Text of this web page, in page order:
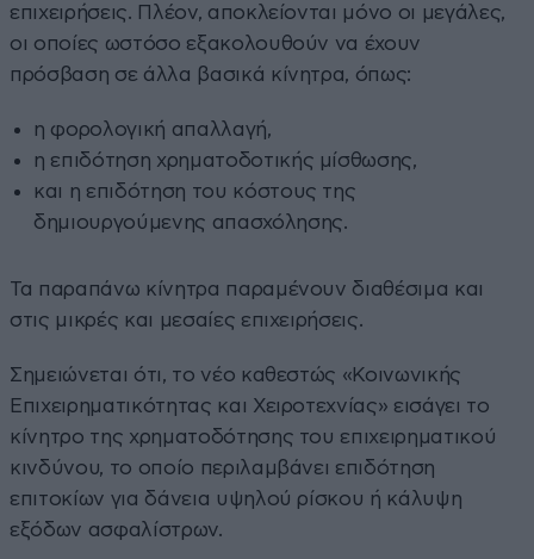
επιχειρήσεις. Πλέον, αποκλείονται μόνο οι μεγάλες,
οι οποίες ωστόσο εξακολουθούν να έχουν
πρόσβαση σε άλλα βασικά κίνητρα, όπως:
η φορολογική απαλλαγή,
η επιδότηση χρηματοδοτικής μίσθωσης,
και η επιδότηση του κόστους της
δημιουργούμενης απασχόλησης.
Τα παραπάνω κίνητρα παραμένουν διαθέσιμα και
στις μικρές και μεσαίες επιχειρήσεις.
Σημειώνεται ότι, το νέο καθεστώς «Κοινωνικής
Επιχειρηματικότητας και Χειροτεχνίας» εισάγει το
κίνητρο της χρηματοδότησης του επιχειρηματικού
κινδύνου, το οποίο περιλαμβάνει επιδότηση
επιτοκίων για δάνεια υψηλού ρίσκου ή κάλυψη
εξόδων ασφαλίστρων.